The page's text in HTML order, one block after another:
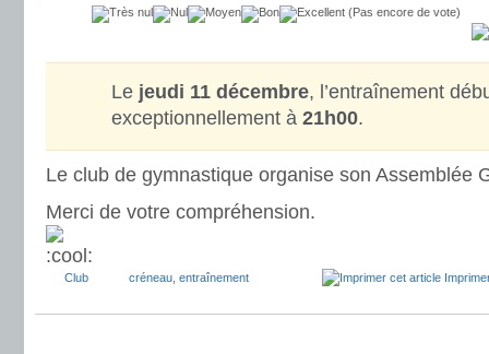
(Pas encore de vote)
Le jeudi 11 décembre, l’entraînement
exceptionnellement à 21h00.
Le club de gymnastique organise son Assemblée
Merci de votre compréhension.
Club créneau entraînement